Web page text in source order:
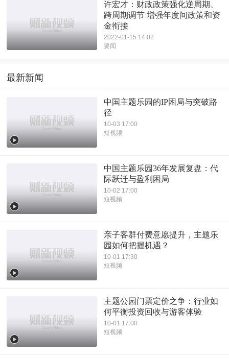
许宏才：财政政策强化逆周期、
跨周期调节 增强年度间政策和资
金衔接
2022-01-15 14:02
要闻
最新新闻
中国主题乐园的IP困局与突破路
径
10-03 17:00
短视频
中国主题乐园36年发展复盘：代
际跃迁与盈利困局
10-02 17:00
短视频
亲子客群付费意愿提升，主题乐
园如何把握机遇？
10-01 17:30
短视频
主题公园门票定价之争：行业如
何平衡投资回收与游客体验
10-01 17:00
短视频